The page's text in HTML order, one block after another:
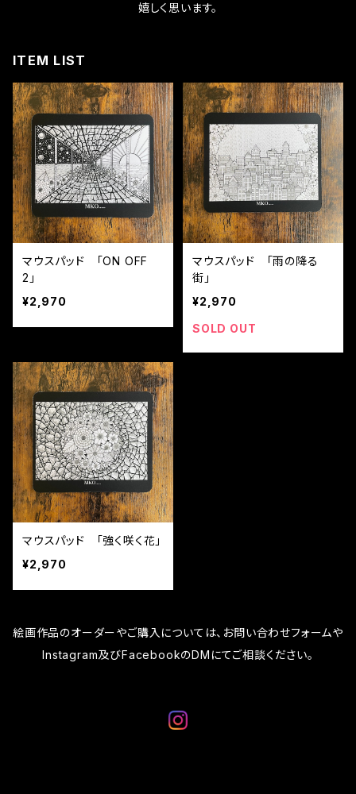
嬉しく思います。
ITEM LIST
マウスパッド 「ON OFF
2」
¥2,970
マウスパッド 「雨の降る
街」
¥2,970
SOLD OUT
マウスパッド 「強く咲く花」
¥2,970
絵画作品のオーダーやご購入については、お問い合わせフォームや
Instagram及びFacebookのDMにてご相談ください。